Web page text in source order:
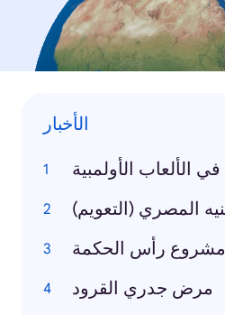
الأخبار
مشروع رأس الحكمة
مرض جدري القرود